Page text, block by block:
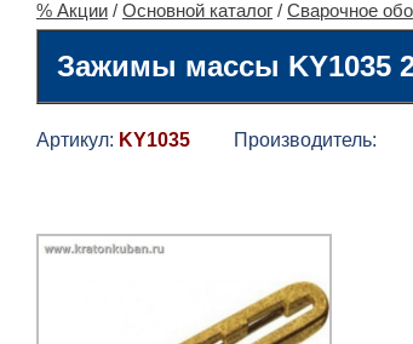
% Акции / Основной каталог / Сварочное
Зажимы массы KY1035
Артикул: KY1035 Производитель: